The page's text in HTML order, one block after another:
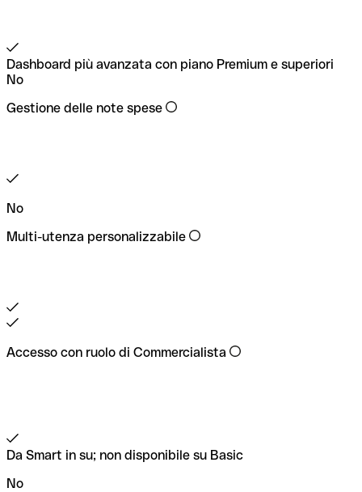
Dashboard più avanzata con piano Premium e superiori
No
Gestione delle note spese
No
Multi-utenza personalizzabile
Accesso con ruolo di Commercialista
Da Smart in su; non disponibile su Basic
No